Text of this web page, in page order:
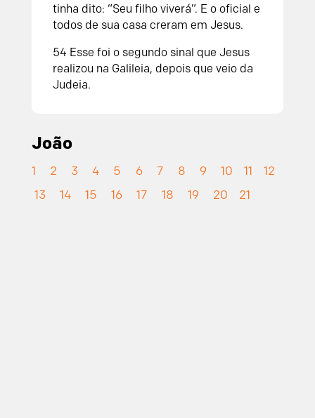
tinha dito: “Seu filho viverá”. E o oficial e
todos de sua casa creram em Jesus.
54 Esse foi o segundo sinal que Jesus
realizou na Galileia, depois que veio da
Judeia.
João
1 2 3 4 5 6 7 8 9 10 11
12
13
14 15 16 17 18 19 20 21